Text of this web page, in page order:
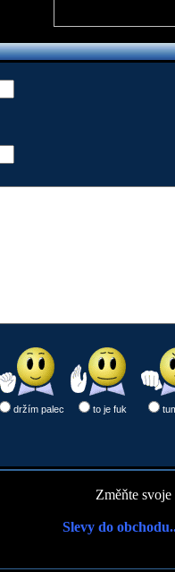
držím palec to je fuk
Změňte
Slevy do